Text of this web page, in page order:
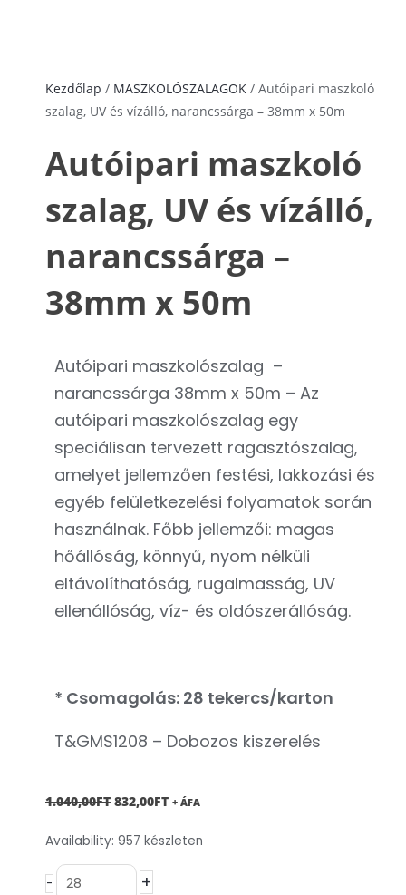
Kezdőlap / MASZKOLÓSZALAGOK / Autóipari maszkoló
szalag, UV és vízálló, narancssárga – 38mm x 50m
Autóipari maszkoló
szalag, UV és vízálló,
narancssárga –
38mm x 50m
Autóipari maszkolószalag –
narancssárga 38mm x 50m – Az
autóipari maszkolószalag egy
speciálisan tervezett ragasztószalag,
amelyet jellemzően festési, lakkozási és
egyéb felületkezelési folyamatok során
használnak. Főbb jellemzői: magas
hőállóság, könnyű, nyom nélküli
eltávolíthatóság, rugalmasság, UV
ellenállóság, víz- és oldószerállóság.
* Csomagolás: 28 tekercs/karton
T&GMS1208 – Dobozos kiszerelés
1.040,00FT ORIGINAL
WAS:
1.040,00FT.
832,00FTCURRENT
IS:
+ ÁFA
Availability: 957 készleten
-
Autóipari
maszkoló
szalag,
+